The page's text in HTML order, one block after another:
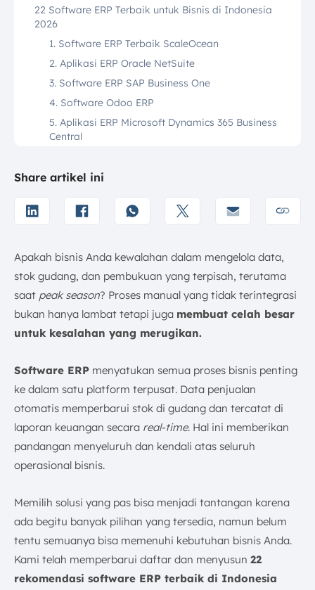
22 Software ERP Terbaik untuk Bisnis di Indonesia
2026
1. Software ERP Terbaik ScaleOcean
2. Aplikasi ERP Oracle NetSuite
3. Software ERP SAP Business One
4. Software Odoo ERP
5. Aplikasi ERP Microsoft Dynamics 365​ Business
Central
7. Aplikasi SAP S/4 HANA
8. Program ERP Workday
9. Zoho ERP Software
11. Aplikasi ERP Sage Intacct
12. Software ERP Bridgenr
13. Epicor ERP Software
14. Aplikasi ERP Proteus
15. Software ERP MRPEasy
17. Software ERP Deskera
18. Software ERP Acumatica
19. Brightpearl ERP Software
20. ERP Vendors Ramco
21. QAD ERP Software
22. Aplikasi ERPNext
Tips Memilih Software ERP yang Tepat bagi Bisnis
1. Pahami Kebutuhan Bisnis Anda
2. Skalabilitas & Pertumbuhan
3. Kemudahan Integrasi
Share artikel ini
Apakah bisnis Anda kewalahan dalam mengelola data,
stok gudang, dan pembukuan yang terpisah, terutama
saat peak season? Proses manual yang tidak terintegrasi
bukan hanya lambat tetapi juga membuat celah besar
untuk kesalahan yang merugikan.
Software ERP menyatukan semua proses bisnis penting
ke dalam satu platform terpusat. Data penjualan
otomatis memperbarui stok di gudang dan tercatat di
laporan keuangan secara real-time. Hal ini memberikan
pandangan menyeluruh dan kendali atas seluruh
operasional bisnis.
Memilih solusi yang pas bisa menjadi tantangan karena
ada begitu banyak pilihan yang tersedia, namun belum
tentu semuanya bisa memenuhi kebutuhan bisnis Anda.
Kami telah memperbarui daftar dan menyusun 22
rekomendasi software ERP terbaik di Indonesia